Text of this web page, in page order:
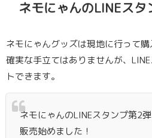
ネモにゃんのLINEスタ
ネモにゃんグッズは現地に行って
確実な手立てはありませんが、
トできます。
ネモにゃんのLINEスタンプ第2弾
販売始めました！